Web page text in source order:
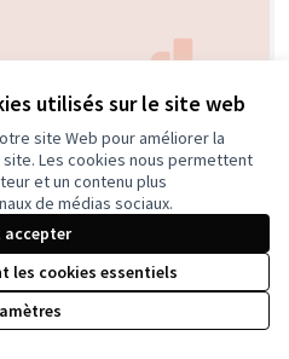
utilisés sur le site web
site Web pour améliorer la
Les cookies nous permettent
et un contenu plus
de médias sociaux.
accepter
les cookies essentiels
centre ville